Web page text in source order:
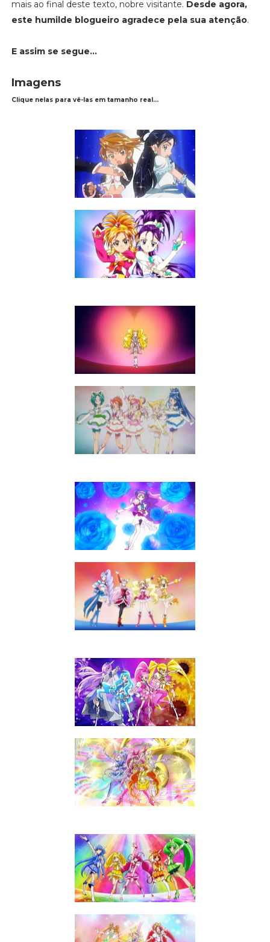
mais ao final deste texto, nobre visitante. Desde agora,
este humilde blogueiro agradece pela sua atenção.
E assim se segue...
Imagens
Clique nelas para vê-las em tamanho real...